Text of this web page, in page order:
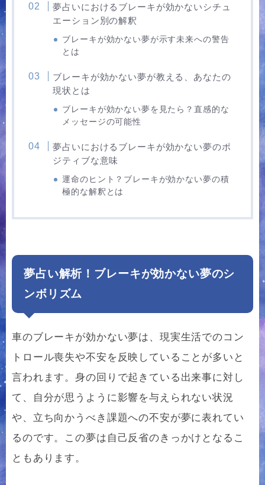
夢占いにおけるブレーキが効かないシチュ
エーション別の解釈
ブレーキが効かない夢が示す未来への警告
とは
ブレーキが効かない夢が教える、あなたの
現状とは
ブレーキが効かない夢を見たら？直感的な
メッセージの可能性
夢占いにおけるブレーキが効かない夢のポ
ジティブな意味
運命のヒント？ブレーキが効かない夢の積
極的な解釈とは
夢占い解析！ブレーキが効かない夢のシ
ンボリズム
車のブレーキが効かない夢は、現実生活でのコン
トロール喪失や不安を反映していることが多いと
言われます。身の回りで起きている出来事に対し
て、自分が思うように影響を与えられない状況
や、立ち向かうべき課題への不安が夢に表れてい
るのです。この夢は自己反省のきっかけとなるこ
ともあります。